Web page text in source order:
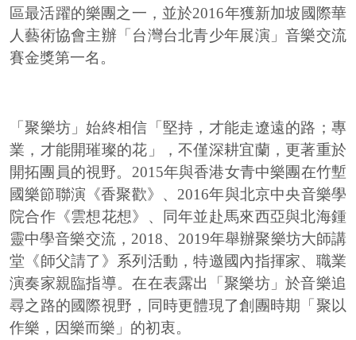
區最活躍的樂團之一，並於2016年獲新加坡國際華
人藝術協會主辦「台灣台北青少年展演」音樂交流
賽金獎第一名。
「聚樂坊」始終相信「堅持，才能走遼遠的路；專
業，才能開璀璨的花」，不僅深耕宜蘭，更著重於
開拓團員的視野。2015年與香港女青中樂團在竹塹
國樂節聯演《香聚歡》、2016年與北京中央音樂學
院合作《雲想花想》、同年並赴馬來西亞與北海鍾
靈中學音樂交流，2018、2019年舉辦聚樂坊大師講
堂《師父請了》系列活動，特邀國內指揮家、職業
演奏家親臨指導。在在表露出「聚樂坊」於音樂追
尋之路的國際視野，同時更體現了創團時期「聚以
作樂，因樂而樂」的初衷。